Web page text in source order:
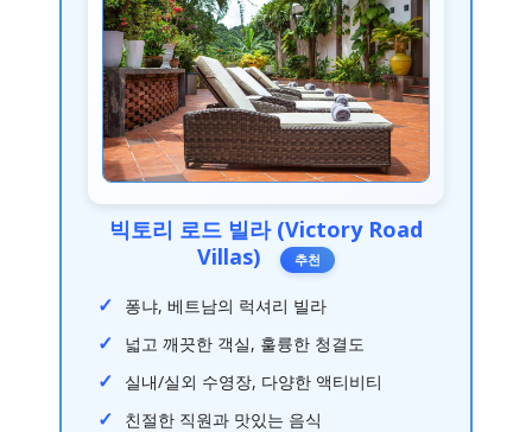
빅토리 로드 빌라 (Victory Road
Villas)
추천
퐁냐, 베트남의 럭셔리 빌라
넓고 깨끗한 객실, 훌륭한 청결도
실내/실외 수영장, 다양한 액티비티
친절한 직원과 맛있는 음식